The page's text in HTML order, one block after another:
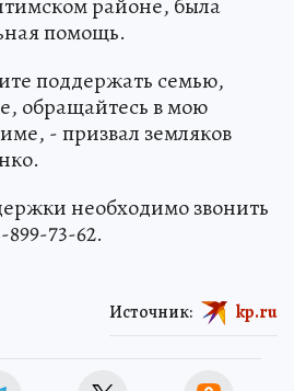
районе, была
помощь.
поддержать семью,
обращайтесь в мою
- призвал земляков
необходимо звонить
73-62.
Источник: kp.ru